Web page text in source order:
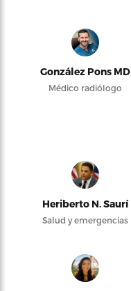
González Pons MD
Médico radiólogo
Heriberto N. Saurí
Salud y emergencias